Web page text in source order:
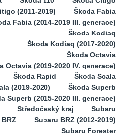
(2011-2019)
Škoda Fabia
Fabia (2014-2019 III. generace)
Škoda Kodiaq
Škoda Kodiaq (2017-2020)
Škoda Octavia
Octavia (2019-2020 IV. generace)
Škoda Rapid
Škoda Scala
(2019-2020)
Škoda Superb
Superb (2015-2020 III. generace)
Středočeský kraj
Subaru
Subaru BRZ (2012-2019)
Subaru Forester